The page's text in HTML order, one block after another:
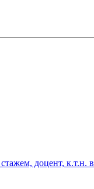
доцент, к.т.н.